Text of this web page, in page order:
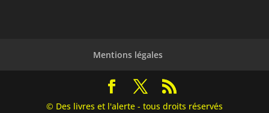
Mentions légales
© Des livres et l'alerte - tous droits réservés